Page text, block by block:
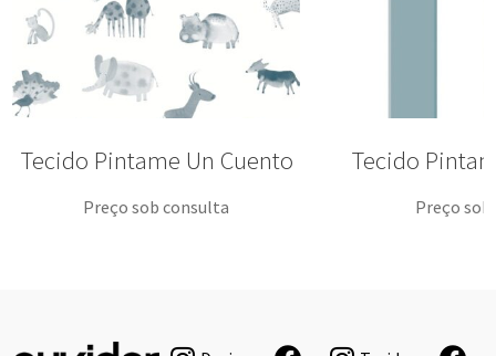
Tecido Pintame Un Cuento
Preço sob consulta
Tecido
Preço